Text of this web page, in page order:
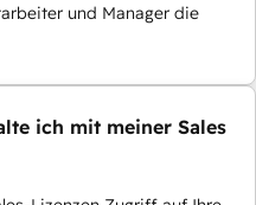
und Manager die
ich mit meiner Sales